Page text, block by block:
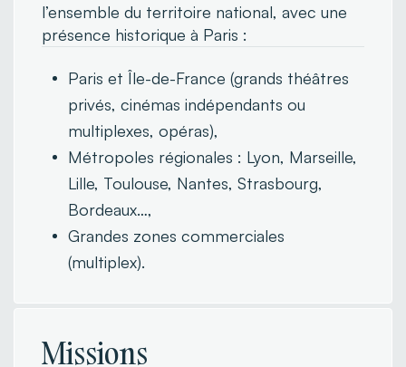
l’ensemble du territoire national, avec une
présence historique à Paris :
Paris et Île-de-France (grands théâtres
privés, cinémas indépendants ou
multiplexes, opéras),
Métropoles régionales : Lyon, Marseille,
Lille, Toulouse, Nantes, Strasbourg,
Bordeaux…,
Grandes zones commerciales
(multiplex).
Missions